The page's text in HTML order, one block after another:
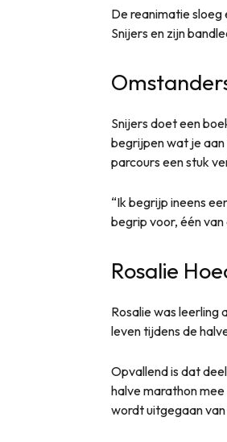
De reanimatie sloeg
Snijers en zijn
Snijers doet een
begrijpen wat je aan
parcours een stuk
“Ik begrijp ineens
begrip voor, één
Rosalie
Rosalie was leerling
leven tijdens de
Opvallend is dat
halve marathon
wordt uitgegaan